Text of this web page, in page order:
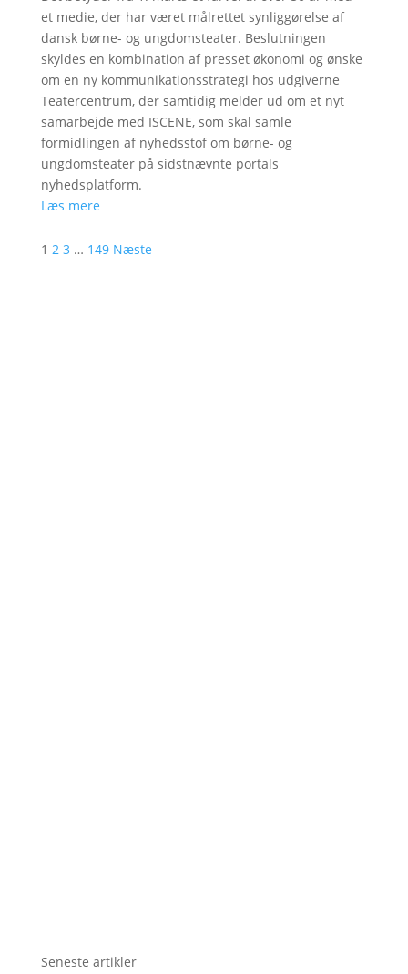
et medie, der har været målrettet synliggørelse af
dansk børne- og ungdomsteater. Beslutningen
skyldes en kombination af presset økonomi og ønske
om en ny kommunikationsstrategi hos udgiverne
Teatercentrum, der samtidig melder ud om et nyt
samarbejde med ISCENE, som skal samle
formidlingen af nyhedsstof om børne- og
ungdomsteater på sidstnævnte portals
nyhedsplatform.
Læs mere
1 2 3 … 149 Næste
Seneste artikler